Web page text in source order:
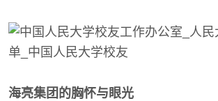
海亮集团的胸怀与眼光